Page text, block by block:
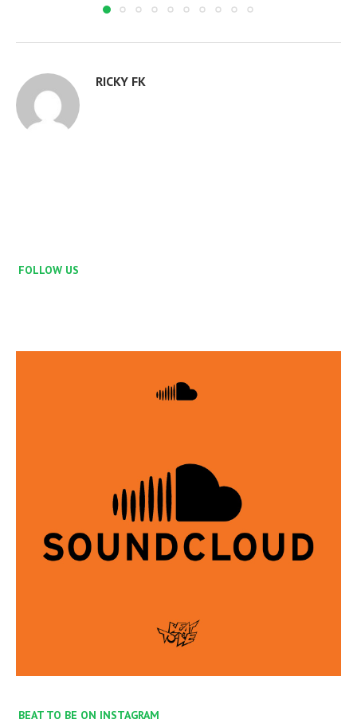
RICKY FK
FOLLOW US
BEAT TO BE ON INSTAGRAM